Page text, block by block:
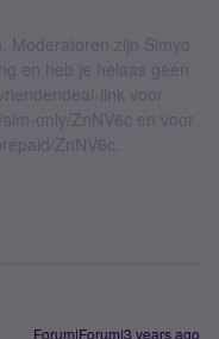
Moderatoren zijn Simyo
en heb je helaas geen
link voor
only/ZnNV6c en voor
ZnNV6c.
Forum|Forum|3 years ago